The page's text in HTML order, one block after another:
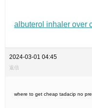
albuterol inhaler over
2024-03-01 04:45
返信
where to get cheap tadacip no